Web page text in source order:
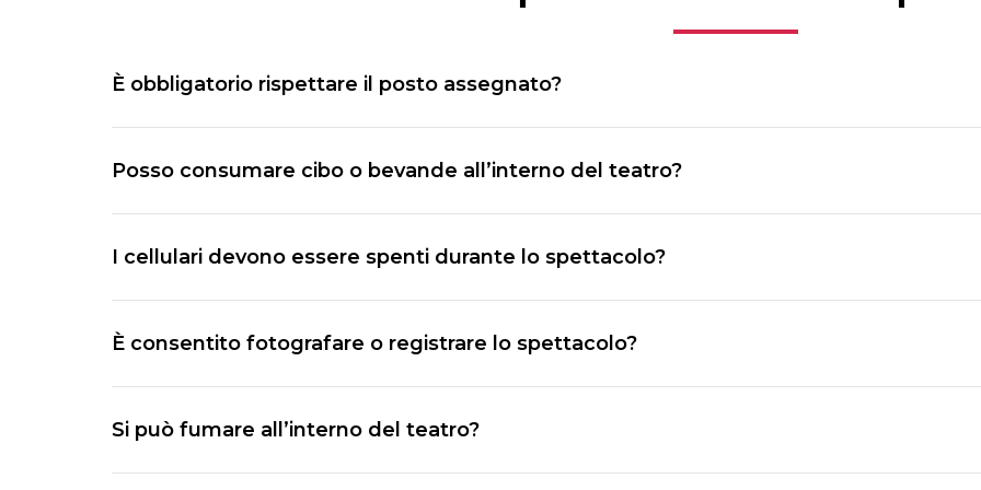
È obbligatorio rispettare il posto assegnato?
Posso consumare cibo o bevande all’interno del teatro?
I cellulari devono essere spenti durante lo spettacolo?
È consentito fotografare o registrare lo spettacolo?
Si può fumare all’interno del teatro?